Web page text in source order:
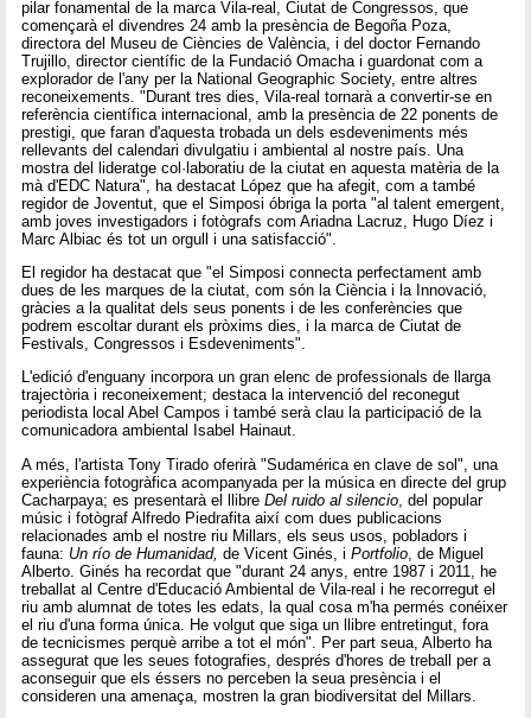
pilar fonamental de la marca Vila-real, Ciutat de Congressos, que
començarà el divendres 24 amb la presència de Begoña Poza,
directora del Museu de Ciències de València, i del doctor Fernando
Trujillo, director científic de la Fundació Omacha i guardonat com a
explorador de l'any per la National Geographic Society, entre altres
reconeixements. "Durant tres dies, Vila-real tornarà a convertir-se en
referència científica internacional, amb la presència de 22 ponents de
prestigi, que faran d'aquesta trobada un dels esdeveniments més
rellevants del calendari divulgatiu i ambiental al nostre país. Una
mostra del lideratge col·laboratiu de la ciutat en aquesta matèria de la
mà d'EDC Natura", ha destacat López que ha afegit, com a també
regidor de Joventut, que el Simposi óbriga la porta "al talent emergent,
amb joves investigadors i fotògrafs com Ariadna Lacruz, Hugo Díez i
Marc Albiac és tot un orgull i una satisfacció".
El regidor ha destacat que "el Simposi connecta perfectament amb
dues de les marques de la ciutat, com són la Ciència i la Innovació,
gràcies a la qualitat dels seus ponents i de les conferències que
podrem escoltar durant els pròxims dies, i la marca de Ciutat de
Festivals, Congressos i Esdeveniments".
L'edició d'enguany incorpora un gran elenc de professionals de llarga
trajectòria i reconeixement; destaca la intervenció del reconegut
periodista local Abel Campos i també serà clau la participació de la
comunicadora ambiental Isabel Hainaut.
A més, l'artista Tony Tirado oferirà "Sudamérica en clave de sol", una
experiència fotogràfica acompanyada per la música en directe del grup
Cacharpaya; es presentarà el llibreDel ruido al silencio , del popular
músic i fotògraf Alfredo Piedrafita així com dues publicacions
relacionades amb el nostre riu Millars, els seus usos, pobladors i
fauna: Un río de Humanidad, de Vicent Ginés, iPortfolio , de Miguel
Alberto. Ginés ha recordat que "durant 24 anys, entre 1987 i 2011, he
treballat al Centre d'Educació Ambiental de Vila-real i he recorregut el
riu amb alumnat de totes les edats, la qual cosa m'ha permés conéixer
el riu d'una forma única. He volgut que siga un llibre entretingut, fora
de tecnicismes perquè arribe a tot el món". Per part seua, Alberto ha
assegurat que les seues fotografies, després d'hores de treball per a
aconseguir que els éssers no perceben la seua presència i el
consideren una amenaça, mostren la gran biodiversitat del Millars.